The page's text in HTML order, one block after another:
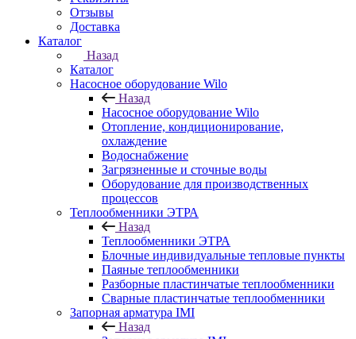
Отзывы
Доставка
Каталог
Назад
Каталог
Насосное оборудование Wilo
Назад
Насосное оборудование Wilo
Отопление, кондиционирование,
охлаждение
Водоснабжение
Загрязненные и сточные воды
Оборудование для производственных
процессов
Теплообменники ЭТРА
Назад
Теплообменники ЭТРА
Блочные индивидуальные тепловые пункты
Паяные теплообменники
Разборные пластинчатые теплообменники
Сварные пластинчатые теплообменники
Запорная арматура IMI
Назад